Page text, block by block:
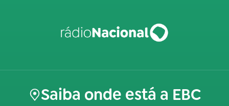
Saiba onde está a EBC